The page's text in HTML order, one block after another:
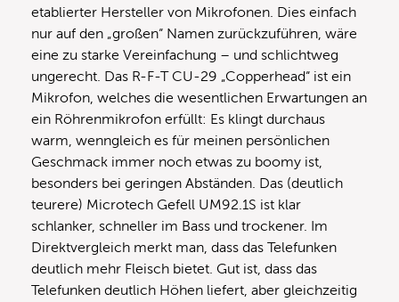
etablierter Hersteller von Mikrofonen. Dies einfach
nur auf den „großen“ Namen zurückzuführen, wäre
eine zu starke Vereinfachung – und schlichtweg
ungerecht. Das R-F-T CU-29 „Copperhead“ ist ein
Mikrofon, welches die wesentlichen Erwartungen an
ein Röhrenmikrofon erfüllt: Es klingt durchaus
warm, wenngleich es für meinen persönlichen
Geschmack immer noch etwas zu boomy ist,
besonders bei geringen Abständen. Das (deutlich
teurere) Microtech Gefell UM92.1S ist klar
schlanker, schneller im Bass und trockener. Im
Direktvergleich merkt man, dass das Telefunken
deutlich mehr Fleisch bietet. Gut ist, dass das
Telefunken deutlich Höhen liefert, aber gleichzeitig